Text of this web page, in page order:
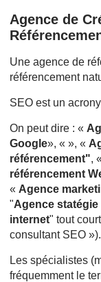
Agence de
Une agence de
référencement
SEO est un
On peut dire : «
Google», « », «
référencement", «
référencement
« Agence
"Agence
internet" tout
consultant SEO »).
Les spécialistes
fréquemment le